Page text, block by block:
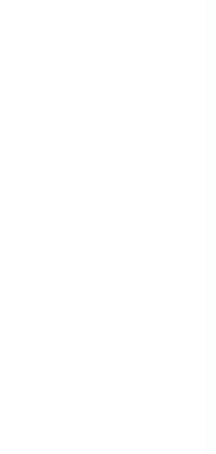
orientativ, acestea fiind
identificare P8462